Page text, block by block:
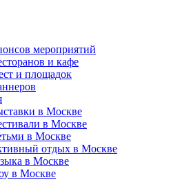
мероприятий
и кафе
и площадок
в Москве
в Москве
в Москве
отдых в Москве
в Москве
в Москве